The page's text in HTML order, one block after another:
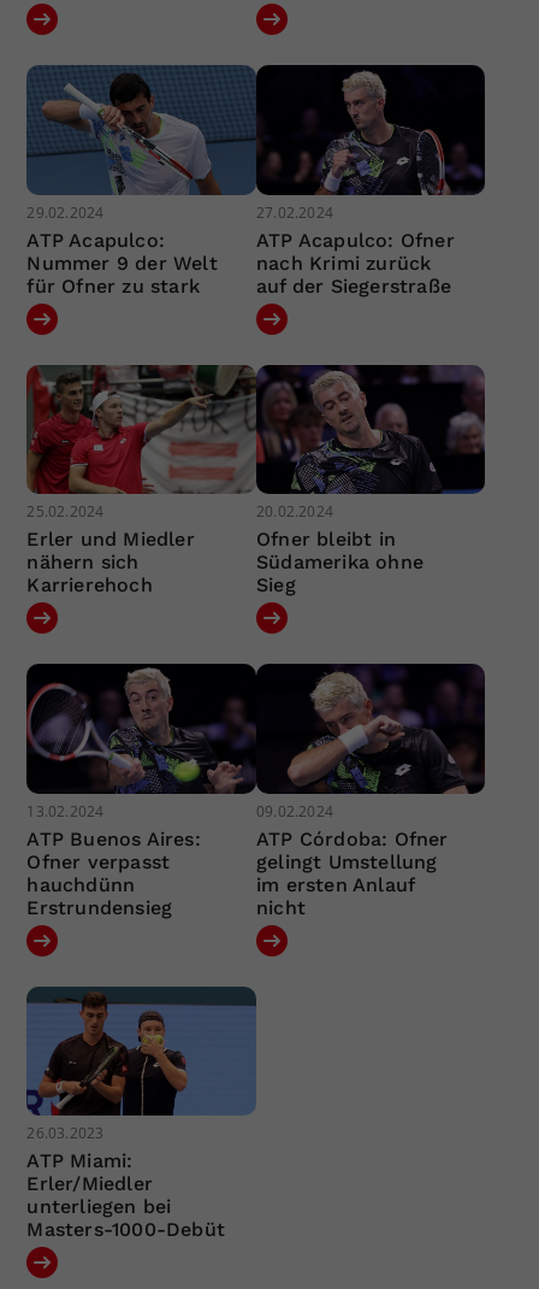
29.02.2024
ATP Acapulco:
Nummer 9 der Welt
für Ofner zu stark
27.02.2024
ATP Acapulco: Ofner
nach Krimi zurück
auf der Siegerstraße
25.02.2024
Erler und Miedler
nähern sich
Karrierehoch
20.02.2024
Ofner bleibt in
Südamerika ohne
Sieg
13.02.2024
ATP Buenos Aires:
Ofner verpasst
hauchdünn
Erstrundensieg
09.02.2024
ATP Córdoba: Ofner
gelingt Umstellung
im ersten Anlauf
nicht
26.03.2023
ATP Miami:
Erler/Miedler
unterliegen bei
Masters-1000-Debüt